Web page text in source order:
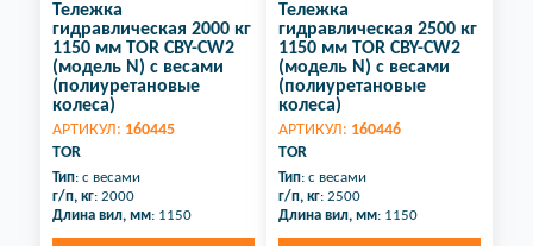
Тележка
гидравлическая 2000 кг
1150 мм TOR CBY-CW2
(модель N) с весами
(полиуретановые
колеса)
АРТИКУЛ: 160445
TOR
Тип: с весами
г/п, кг: 2000
Длина вил, мм: 1150
Тележка
гидравлическая 2500 кг
1150 мм TOR CBY-CW2
(модель N) с весами
(полиуретановые
колеса)
АРТИКУЛ: 160446
TOR
Тип: с весами
г/п, кг: 2500
Длина вил, мм: 1150